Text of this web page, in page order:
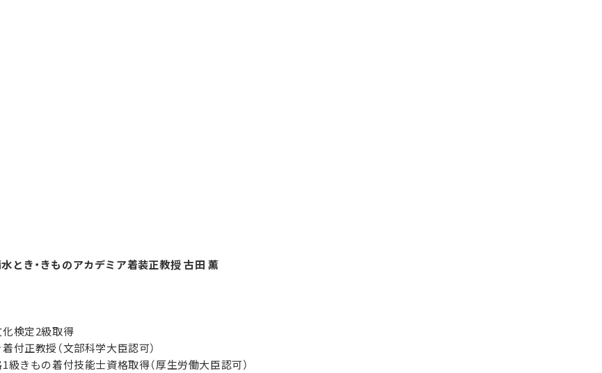
とき・きものアカデミア着装正教授 古田 薫
検定2級取得
付正教授（文部科学大臣認可）
きもの着付技能士資格取得（厚生労働大臣認可）